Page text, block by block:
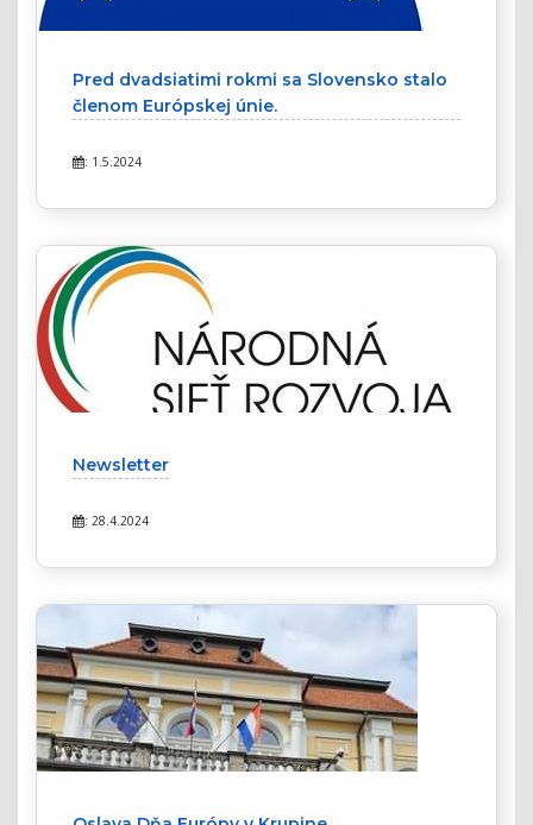
Pred dvadsiatimi rokmi sa Slovensko stalo
členom Európskej únie.
: 1.5.2024
Newsletter
: 28.4.2024